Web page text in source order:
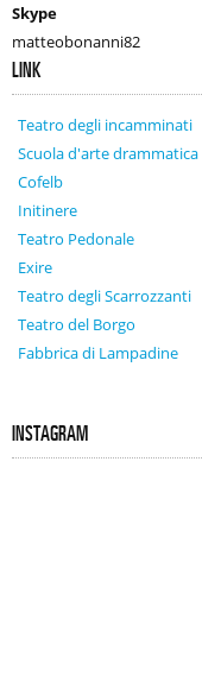
Skype
matteobonanni82
LINK
Teatro degli incamminati
Scuola d'arte drammatica
Cofelb
Initinere
Teatro Pedonale
Exire
Teatro degli Scarrozzanti
Teatro del Borgo
Fabbrica di Lampadine
INSTAGRAM